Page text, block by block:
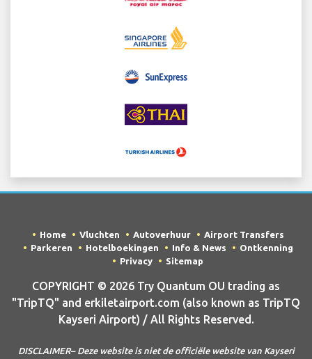
Home Vluchten Autoverhuur
Airport Transfers
Parkeren
Hotelboekingen Info & News
Ontkenning
Privacy
Sitemap
COPYRIGHT © 2026 Try Quantum OU trading as
"TripTQ" and erkiletairport.com (also known as TripTQ
Kayseri Airport) / All Rights Reserved.
DISCLAIMER– Deze website is niet de officiële website van Kayseri